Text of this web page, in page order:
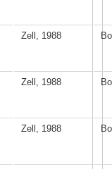
Zell, 1988
Zell, 1988
Zell, 1988